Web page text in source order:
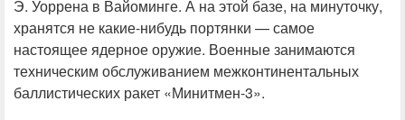
Э. Уоррена в Вайоминге. А на этой базе, на минуточку,
хранятся не какие-нибудь портянки — самое
настоящее ядерное оружие. Военные занимаются
техническим обслуживанием межконтинентальных
баллистических ракет «Минитмен-3».